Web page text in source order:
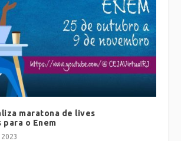
maratona de lives
o Enem